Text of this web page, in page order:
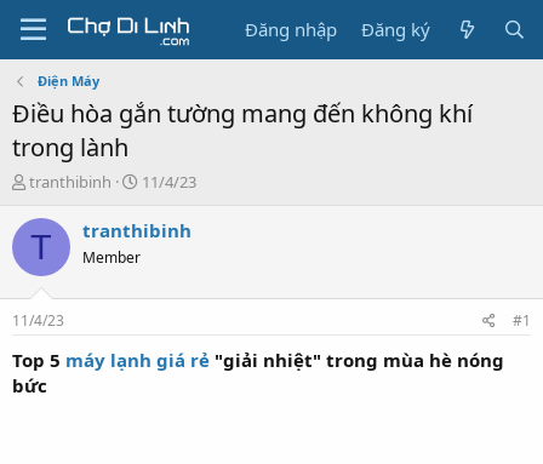
Đăng nhập Đăng ký
Điện Máy
Điều hòa gắn tường mang đến không khí
trong lành
T
r
a
s
t
a
r
t
tranthibinh
N
à
11/4/23
T tranthibinh
Member
11/4/23 #1
Top 5 máy lạnh giá rẻ "giải nhiệt" trong mùa hè nóng
bức